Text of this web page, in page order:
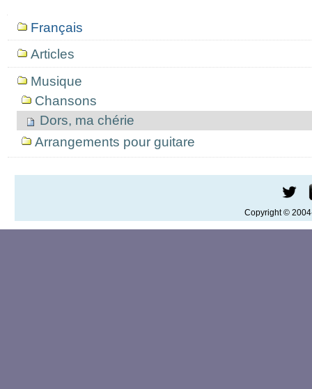
Mục
định
hướng
Français
Articles
Musique
Chansons
Dors, ma chérie
Arrangements pour guitare
Copyright ©